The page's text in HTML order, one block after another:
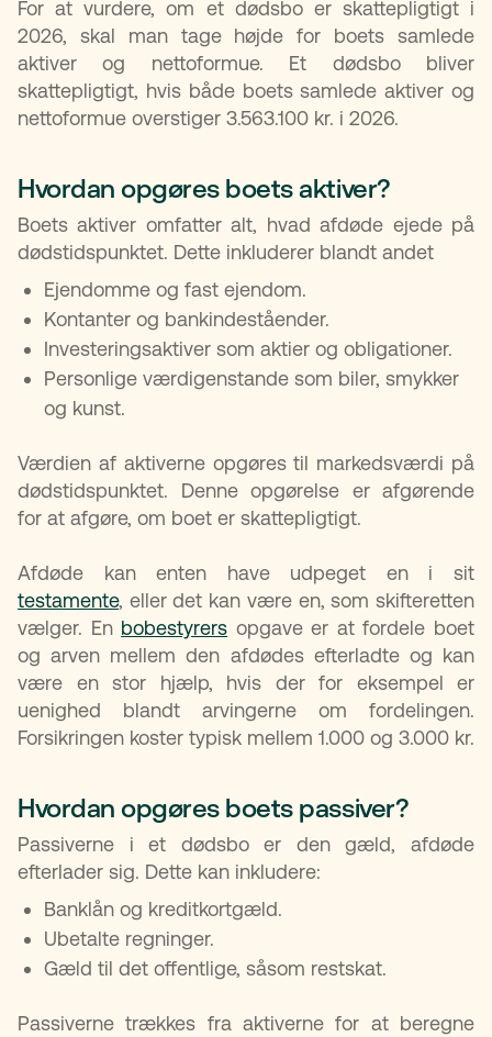
For at vurdere, om et dødsbo er skattepligtigt i
2026, skal man tage højde for boets samlede
aktiver og nettoformue. Et dødsbo bliver
skattepligtigt, hvis både boets samlede aktiver og
nettoformue overstiger 3.563.100 kr. i 2026.
Hvordan opgøres boets aktiver?
Boets aktiver omfatter alt, hvad afdøde ejede på
dødstidspunktet. Dette inkluderer blandt andet
Ejendomme og fast ejendom.
Kontanter og bankindeståender.
Investeringsaktiver som aktier og obligationer.
Personlige værdigenstande som biler, smykker
og kunst.
Værdien af aktiverne opgøres til markedsværdi på
dødstidspunktet. Denne opgørelse er afgørende
for at afgøre, om boet er skattepligtigt.
Afdøde kan enten have udpeget en i sit
testamente, eller det kan være en, som skifteretten
vælger. En bobestyrers opgave er at fordele boet
og arven mellem den afdødes efterladte og kan
være en stor hjælp, hvis der for eksempel er
uenighed blandt arvingerne om fordelingen.
Forsikringen koster typisk mellem 1.000 og 3.000 kr.
Hvordan opgøres boets passiver?
Passiverne i et dødsbo er den gæld, afdøde
efterlader sig. Dette kan inkludere:
Banklån og kreditkortgæld.
Ubetalte regninger.
Gæld til det offentlige, såsom restskat.
Passiverne trækkes fra aktiverne for at beregne